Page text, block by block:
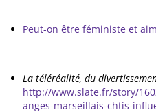
Peut-on être féministe et
La téléréalité, du
http://www.slate.fr/story/
anges-marseillais-chtis-